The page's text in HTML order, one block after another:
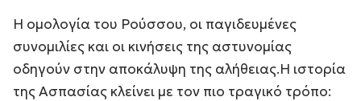
Η ομολογία του Ρούσσου, οι παγιδευμένες
συνομιλίες και οι κινήσεις της αστυνομίας
οδηγούν στην αποκάλυψη της αλήθειας.Η ιστορία
της Ασπασίας κλείνει με τον πιο τραγικό τρόπο: